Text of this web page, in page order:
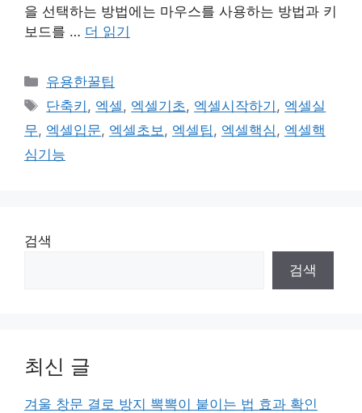
을 선택하는 방법에는 마우스를 사용하는 방법과 키
보드를 … 더 읽기
카
테
리
유용한꿀팁
태
그
단축키 , 엑셀 , 엑셀기초, 엑셀시작하기 , 엑셀실
무, 엑셀입문, 엑셀초보 , 엑셀팁 , 엑셀핵심 , 엑셀핵
심기능
검색
검색
최신 글
겨울 창문 결로 방지 뽁뽁이 붙이는 법 효과 확인